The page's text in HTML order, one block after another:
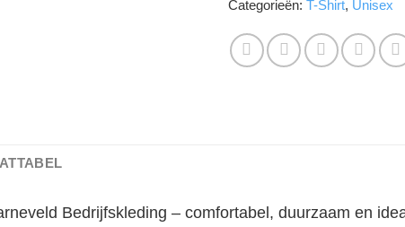
Categorieën: T-Shirt, Unisex
Bedrijfskleding – comfortabel, duurzaam en